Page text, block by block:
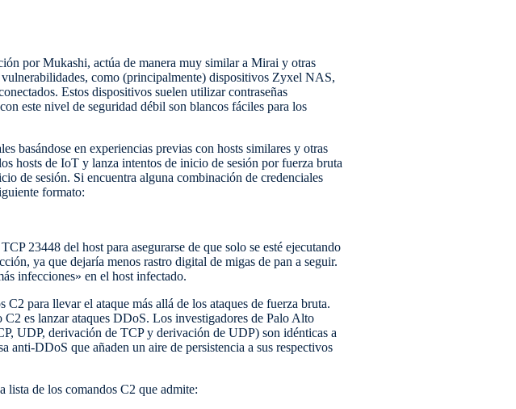
por Mukashi, actúa de manera muy similar a Mirai y otras
como (principalmente) dispositivos Zyxel NAS,
Estos dispositivos suelen utilizar contraseñas
este nivel de seguridad débil son blancos fáciles para los
basándose en experiencias previas con hosts similares y otras
hosts de IoT y lanza intentos de inicio de sesión por fuerza bruta
de sesión. Si encuentra alguna combinación de credenciales
formato:
23448 del host para asegurarse de que solo se esté ejecutando
ya que dejaría menos rastro digital de migas de pan a seguir.
infecciones» en el host infectado.
para llevar el ataque más allá de los ataques de fuerza bruta.
C2 es lanzar ataques DDoS. Los investigadores de Palo Alto
UDP, derivación de TCP y derivación de UDP) son idénticas a
anti-DDoS que añaden un aire de persistencia a sus respectivos
lista de los comandos C2 que admite: